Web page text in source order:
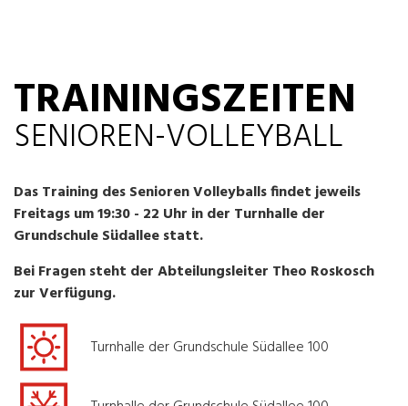
TRAININGSZEITEN
SENIOREN-VOLLEYBALL
Das Training des Senioren Volleyballs findet jeweils
Freitags um 19:30 - 22 Uhr in der Turnhalle der
Grundschule Südallee statt.
Bei Fragen steht der Abteilungsleiter Theo Roskosch
zur Verfügung.
Turnhalle der Grundschule Südallee 100